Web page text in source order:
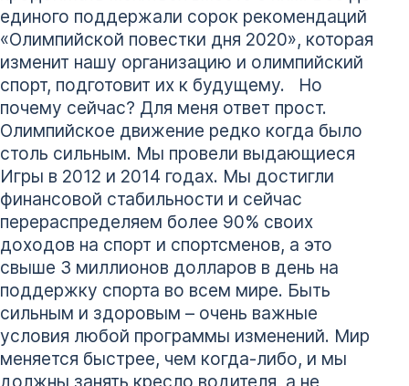
единого поддержали сорок рекомендаций
«Олимпийской повестки дня 2020», которая
изменит нашу организацию и олимпийский
спорт, подготовит их к будущему. Но
почему сейчас? Для меня ответ прост.
Олимпийское движение редко когда было
столь сильным. Мы провели выдающиеся
Игры в 2012 и 2014 годах. Мы достигли
финансовой стабильности и сейчас
перераспределяем более 90% своих
доходов на спорт и спортсменов, а это
свыше 3 миллионов долларов в день на
поддержку спорта во всем мире. Быть
сильным и здоровым – очень важные
условия любой программы изменений. Мир
меняется быстрее, чем когда-либо, и мы
должны занять кресло водителя, а не